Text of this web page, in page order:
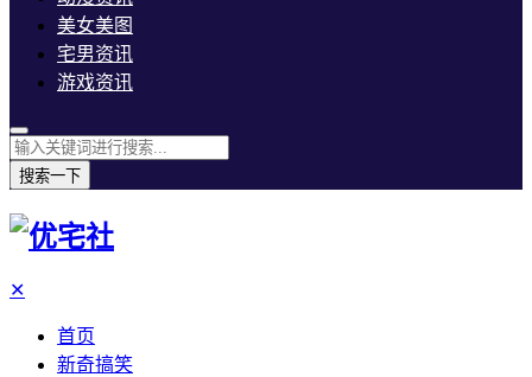
美女美图
宅男资讯
游戏资讯
搜索一下
✕
首页
新奇搞笑